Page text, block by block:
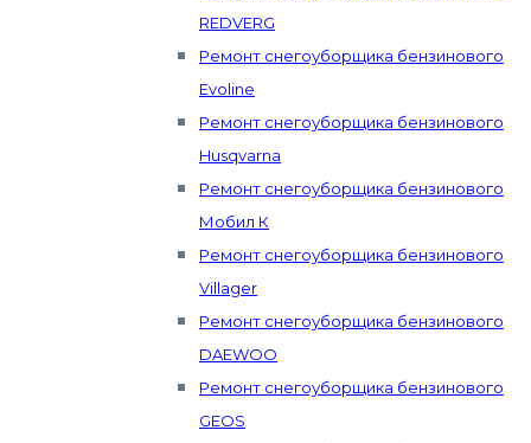
REDVERG
Ремонт снегоуборщика бензинового
Evoline
Ремонт снегоуборщика бензинового
Husqvarna
Ремонт снегоуборщика бензинового
Мобил К
Ремонт снегоуборщика бензинового
Villager
Ремонт снегоуборщика бензинового
DAEWOO
Ремонт снегоуборщика бензинового
GEOS